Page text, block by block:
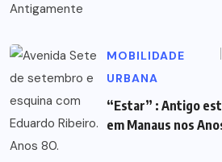
MOBILIDADE
URBANA
“Estar” : Antigo
em Manaus nos